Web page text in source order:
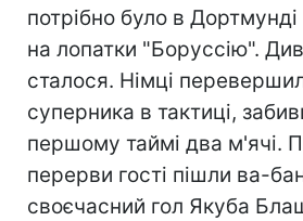
потрібно було в
на лопатки "Боруссію".
сталося. Німці
суперника в тактиці,
першому таймі два м'ячі.
перерви гості пішли ва-
своєчасний гол Якуба